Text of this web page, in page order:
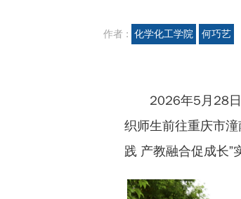
作者 : 化学化工学院 何巧艺
2026年5月28
织师生前往重庆市
践 产教融合促成长”